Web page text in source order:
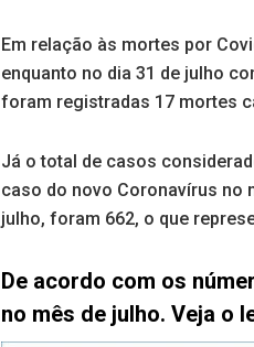
Em relação às mortes por
enquanto no dia 31 de julho
foram registradas 17 mortes
Já o total de casos
caso do novo Coronavírus no
julho, foram 662, o que
De acordo com os
no mês de julho. Veja o